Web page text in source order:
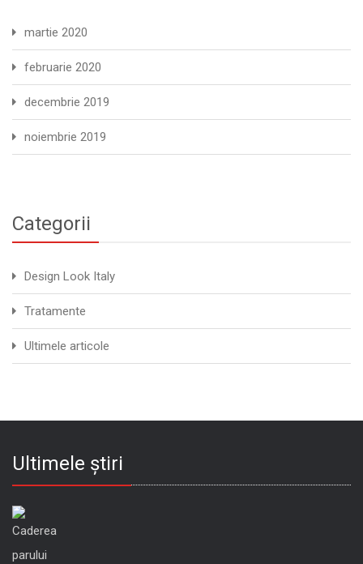
martie 2020
februarie 2020
decembrie 2019
noiembrie 2019
Categorii
Design Look Italy
Tratamente
Ultimele articole
Ultimele știri